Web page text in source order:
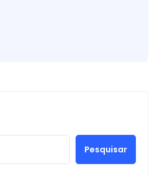
Pesquisar